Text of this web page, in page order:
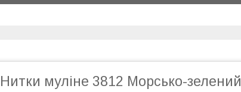
Нитки муліне 3812 Морсько-зелений